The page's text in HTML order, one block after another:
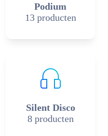
Podium
13 producten
Silent Disco
8 producten